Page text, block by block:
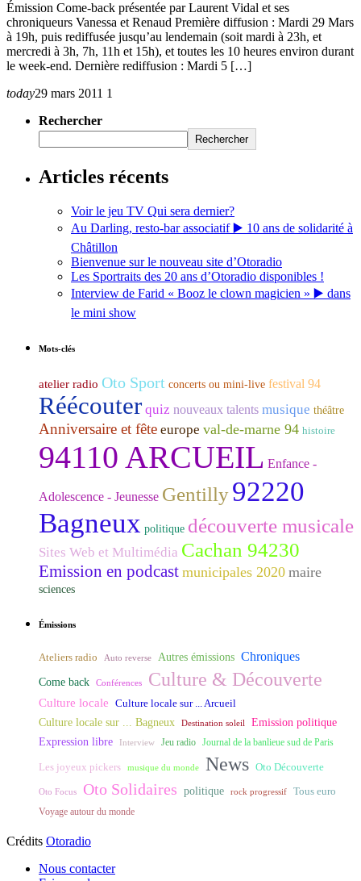
Émission Come-back présentée par Laurent Vidal et ses
chroniqueurs Vanessa et Renaud Première diffusion : Mardi 29 Mars
à 19h, puis rediffusée jusqu’au lendemain (soit mardi à 23h, et
mercredi à 3h, 7h, 11h et 15h), et toutes les 10 heures environ durant
le week-end. Dernière rediffusion : Mardi 5 […]
today29 mars 2011 1
Rechercher
Rechercher
Articles récents
Voir le jeu TV Qui sera dernier?
Au Darling, resto-bar associatif ▶️ 10 ans de solidarité à
Châtillon
Bienvenue sur le nouveau site d’Otoradio
Les Sportraits des 20 ans d’Otoradio disponibles !
Interview de Farid « Booz le clown magicien » ▶️ dans
le mini show
Mots-clés
atelier radio Oto Sport concerts ou mini-live festival 94
Réécouter quiz nouveaux talents musique théâtre
Anniversaire et fête europe val-de-marne 94 histoire
94110 ARCUEIL Enfance -
Adolescence - Jeunesse Gentilly92220
Bagneux politique découverte musicale
Sites Web et Multimédia Cachan 94230
Emission en podcast municipales 2020 maire
sciences
Émissions
Ateliers radio Auto reverse Autres émissions Chroniques
Come back Conférences Culture & Découverte
Culture locale Culture locale sur ... Arcueil
Culture locale sur ... Bagneux Destination soleil Emission politique
Expression libre Interview Jeu radio Journal de la banlieue sud de Paris
Les joyeux pickers musique du monde News Oto Découverte
Oto Focus Oto Solidaires politique rock progressif Tous euro
Voyage autour du monde
Crédits Otoradio
Nous contacter